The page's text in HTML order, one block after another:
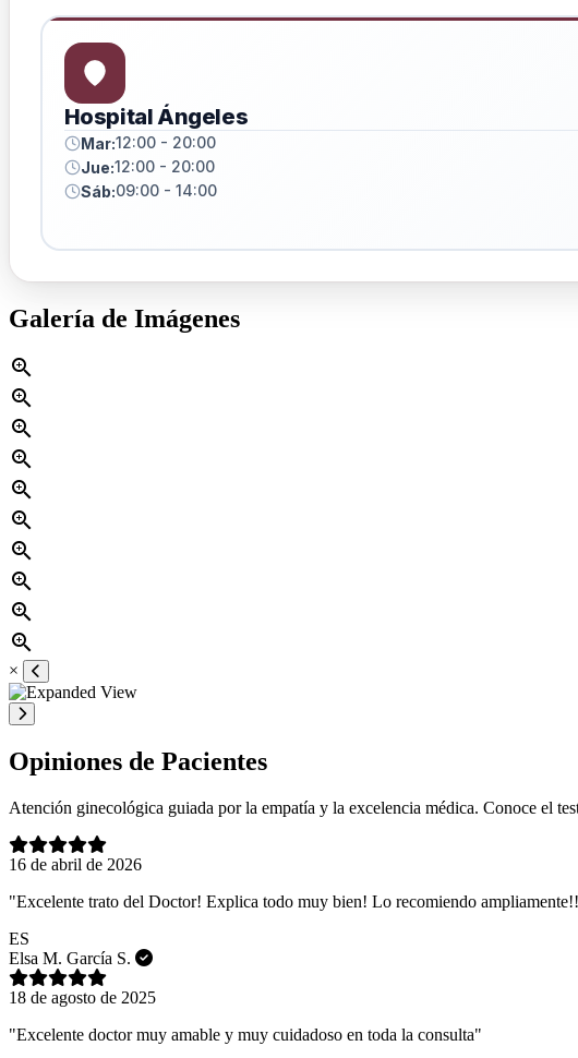
Hospital Ángeles
Mar:12:00 - 20:00
Jue:12:00 - 20:00
Sáb:09:00 - 14:00
Galería de Imágenes
zoom_in
zoom_in
zoom_in
zoom_in
zoom_in
zoom_in
zoom_in
zoom_in
zoom_in
zoom_in
×
Opiniones de Pacientes
Atención ginecológica guiada por la empatía y la excelencia médica. Conoce el
16 de abril de 2026
"Excelente trato del Doctor! Explica todo muy bien! Lo recomiendo
ES
Elsa M. García S.
18 de agosto de 2025
"Excelente doctor muy amable y muy cuidadoso en toda la consulta"